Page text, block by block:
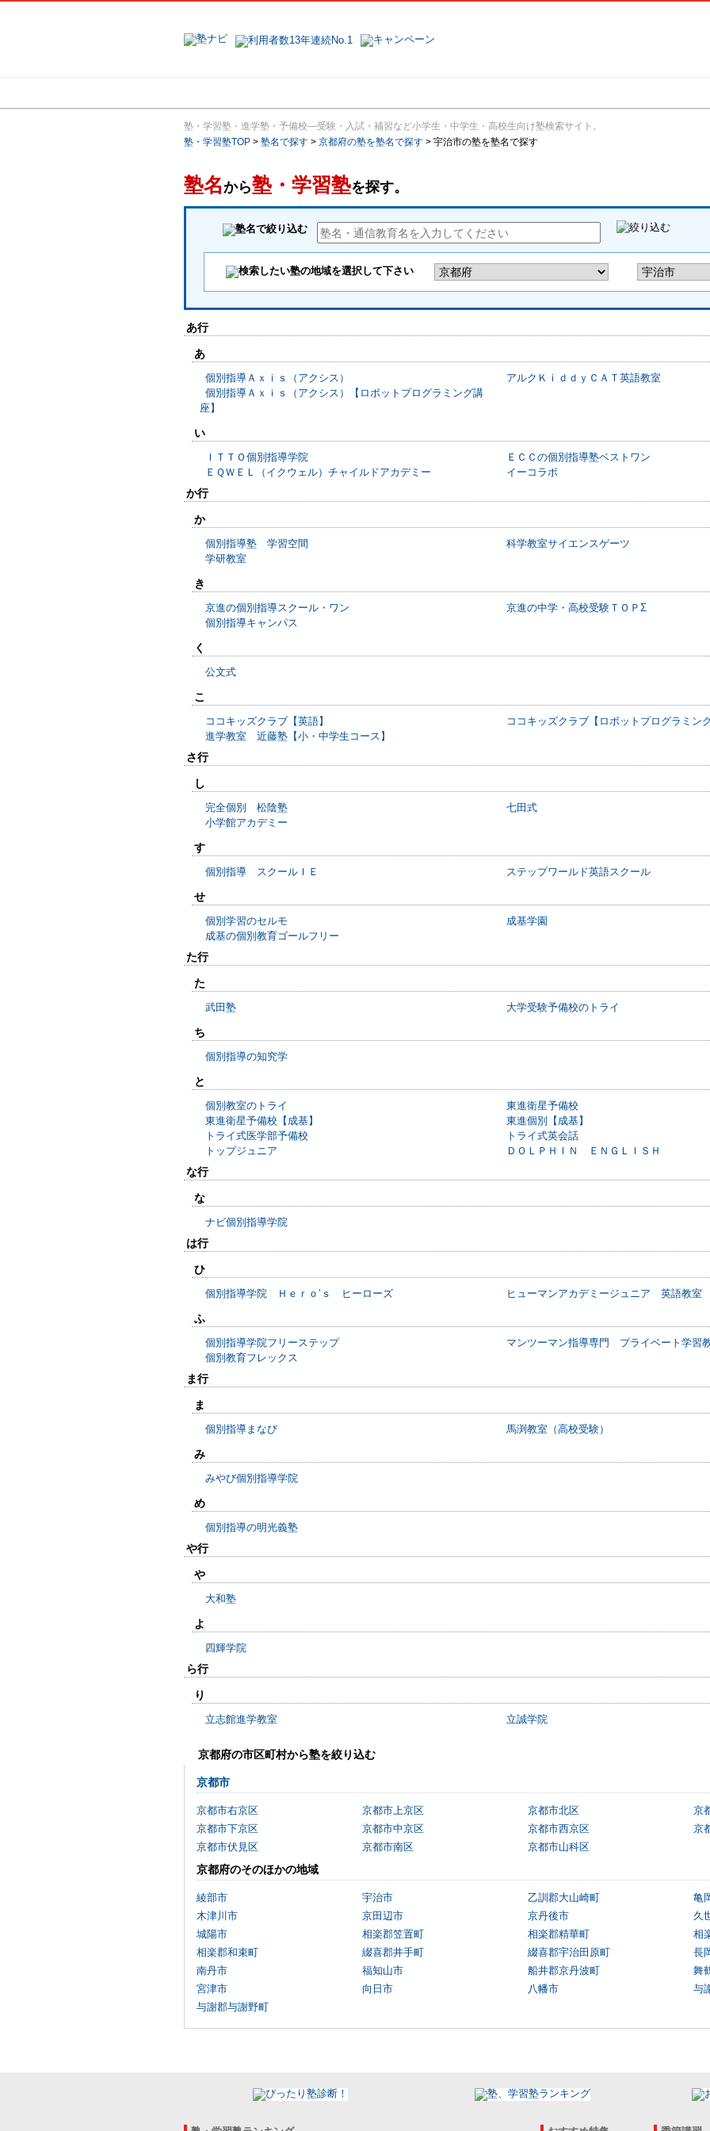
塾・学習塾・進学塾・予備校―受験・入試・補習など小学生・中学生・高校生向け塾検索サイト。
塾・学習塾TOP > 塾名で探す > 京都府の塾を塾名で探す > 宇治市の塾を塾名で探す
塾名から塾・学習塾を探す。
あ行
あ
個別指導Ａｘｉｓ（アクシス）
アルクＫｉｄｄｙＣＡＴ英語教室
個別指導Ａｘｉｓ（アクシス）【ロボットプログラミング講
座】
い
ＩＴＴＯ個別指導学院
ＥＣＣの個別指導塾ベストワン
ＥＱＷＥＬ（イクウェル）チャイルドアカデミー
イーコラボ
か行
か
個別指導塾 学習空間
科学教室サイエンスゲーツ
学研教室
き
京進の個別指導スクール・ワン
京進の中学・高校受験ＴＯＰΣ
個別指導キャンパス
く
公文式
こ
ココキッズクラブ【英語】
ココキッズクラブ【ロボットプログラミン
進学教室 近藤塾【小・中学生コース】
さ行
し
完全個別 松陰塾
七田式
小学館アカデミー
す
個別指導 スクールＩＥ ステップワールド英語スクール
せ
個別学習のセルモ
成基学園
成基の個別教育ゴールフリー
た行
た
武田塾 大学受験予備校のトライ
ち
個別指導の知究学
と
個別教室のトライ
東進衛星予備校
東進衛星予備校【成基】
東進個別【成基】
トライ式医学部予備校
トライ式英会話
トップジュニア
ＤＯＬＰＨＩＮ ＥＮＧＬＩＳＨ
な行
な
ナビ個別指導学院
は行
ひ
個別指導学院 Ｈｅｒｏ’ｓ ヒーローズ ヒューマンアカデミージュニア 英語教室
ふ
個別指導学院フリーステップ
マンツーマン指導専門 プライベート学習
個別教育フレックス
ま行
ま
個別指導まなび 馬渕教室（高校受験）
み
みやび個別指導学院
め
個別指導の明光義塾
や行
や
大和塾
よ
四輝学院
ら行
り
立志館進学教室 立誠学院
京都府の市区町村から塾を絞り込む
京都市
京都市右京区 京都市上京区 京都市北区
京
京都市下京区
京都市中京区 京都市西京区
京
京都市伏見区
京都市南区 京都市山科区
京都府のそのほかの地域
綾部市 宇治市 乙訓郡大山崎町
亀
木津川市
京田辺市 京丹後市
久
城陽市
相楽郡笠置町 相楽郡精華町
相
相楽郡和束町
綴喜郡井手町 綴喜郡宇治田原町
長
南丹市
福知山市 船井郡京丹波町
舞
宮津市
向日市 八幡市
与
与謝郡与謝野町